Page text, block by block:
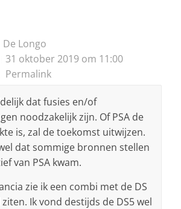
De Longo
31 oktober 2019 om 11:00
Permalink
dat fusies en/of
noodzakelijk zijn. Of PSA de
is, zal de toekomst uitwijzen.
dat sommige bronnen stellen
van PSA kwam.
zie ik een combi met de DS
Ik vond destijds de DS5 wel